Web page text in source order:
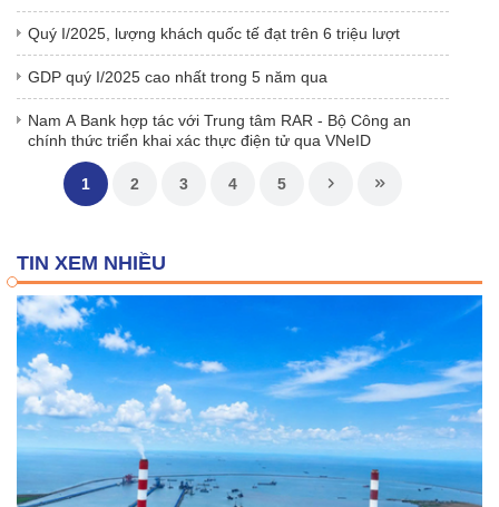
Quý I/2025, lượng khách quốc tế đạt trên 6 triệu lượt
GDP quý I/2025 cao nhất trong 5 năm qua
Nam A Bank hợp tác với Trung tâm RAR - Bộ Công an
chính thức triển khai xác thực điện tử qua VNeID
1 2 3 4 5
TIN XEM NHIỀU